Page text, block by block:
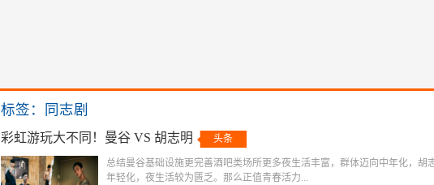
标签：同志剧
彩虹游玩大不同！曼谷 VS 胡志明 头条
总结曼谷基础设施更完善酒吧类场所更多夜生活丰富，群体迈向中年化，胡
年轻化，夜生活较为匮乏。那么正值青春活力...